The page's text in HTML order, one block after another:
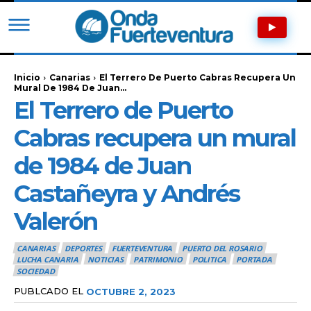
Inicio Canarias
El Terrero De Puerto Cabras Recupera Un
Mural De 1984 De Juan...
El Terrero de Puerto
Cabras recupera un mural
de 1984 de Juan
Castañeyra y Andrés
Valerón
CANARIAS DEPORTES FUERTEVENTURA
PUERTO DEL ROSARIO
LUCHA CANARIA
NOTICIAS PATRIMONIO POLITICA
PORTADA
SOCIEDAD
PUBLCADO EL OCTUBRE 2, 2023